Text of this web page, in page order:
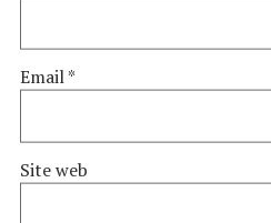
Email*
Site web